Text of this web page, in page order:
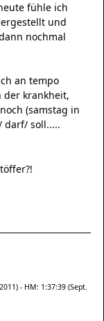
fühle ich
und
nochmal
an tempo
der krankheit,
(samstag in
darf/ soll.....
- HM: 1:37:39 (Sept.